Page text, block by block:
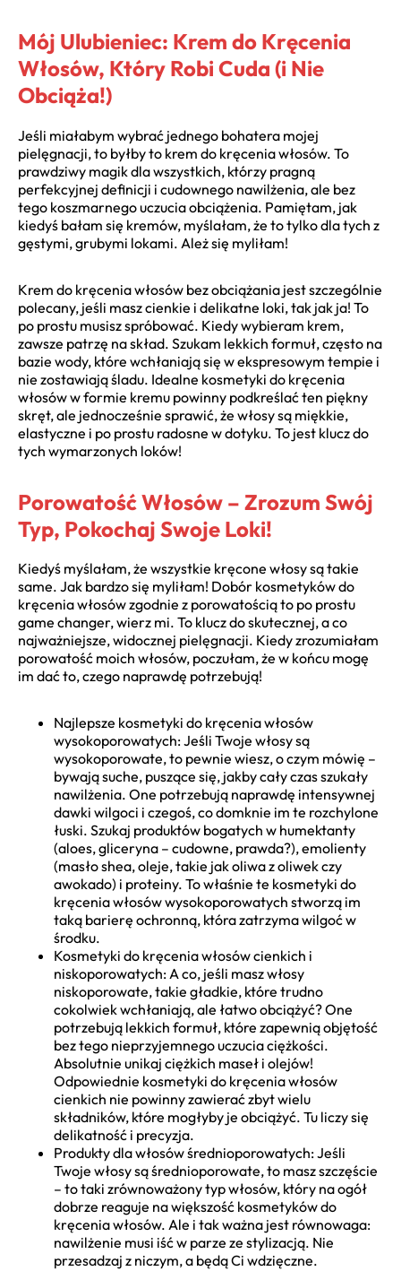
Mój Ulubieniec: Krem do Kręcenia
Włosów, Który Robi Cuda (i Nie
Obciąża!)
Jeśli miałabym wybrać jednego bohatera mojej
pielęgnacji, to byłby to krem do kręcenia włosów. To
prawdziwy magik dla wszystkich, którzy pragną
perfekcyjnej definicji i cudownego nawilżenia, ale bez
tego koszmarnego uczucia obciążenia. Pamiętam, jak
kiedyś bałam się kremów, myślałam, że to tylko dla tych z
gęstymi, grubymi lokami. Ależ się myliłam!
Krem do kręcenia włosów bez obciążania jest szczególnie
polecany, jeśli masz cienkie i delikatne loki, tak jak ja! To
po prostu musisz spróbować. Kiedy wybieram krem,
zawsze patrzę na skład. Szukam lekkich formuł, często na
bazie wody, które wchłaniają się w ekspresowym tempie i
nie zostawiają śladu. Idealne kosmetyki do kręcenia
włosów w formie kremu powinny podkreślać ten piękny
skręt, ale jednocześnie sprawić, że włosy są miękkie,
elastyczne i po prostu radosne w dotyku. To jest klucz do
tych wymarzonych loków!
Porowatość Włosów – Zrozum Swój
Typ, Pokochaj Swoje Loki!
Kiedyś myślałam, że wszystkie kręcone włosy są takie
same. Jak bardzo się myliłam! Dobór kosmetyków do
kręcenia włosów zgodnie z porowatością to po prostu
game changer, wierz mi. To klucz do skutecznej, a co
najważniejsze, widocznej pielęgnacji. Kiedy zrozumiałam
porowatość moich włosów, poczułam, że w końcu mogę
im dać to, czego naprawdę potrzebują!
Najlepsze kosmetyki do kręcenia włosów
wysokoporowatych: Jeśli Twoje włosy są
wysokoporowate, to pewnie wiesz, o czym mówię –
bywają suche, puszące się, jakby cały czas szukały
nawilżenia. One potrzebują naprawdę intensywnej
dawki wilgoci i czegoś, co domknie im te rozchylone
łuski. Szukaj produktów bogatych w humektanty
(aloes, gliceryna – cudowne, prawda?), emolienty
(masło shea, oleje, takie jak oliwa z oliwek czy
awokado) i proteiny. To właśnie te kosmetyki do
kręcenia włosów wysokoporowatych stworzą im
taką barierę ochronną, która zatrzyma wilgoć w
środku.
Kosmetyki do kręcenia włosów cienkich i
niskoporowatych: A co, jeśli masz włosy
niskoporowate, takie gładkie, które trudno
cokolwiek wchłaniają, ale łatwo obciążyć? One
potrzebują lekkich formuł, które zapewnią objętość
bez tego nieprzyjemnego uczucia ciężkości.
Absolutnie unikaj ciężkich maseł i olejów!
Odpowiednie kosmetyki do kręcenia włosów
cienkich nie powinny zawierać zbyt wielu
składników, które mogłyby je obciążyć. Tu liczy się
delikatność i precyzja.
Produkty dla włosów średnioporowatych: Jeśli
Twoje włosy są średnioporowate, to masz szczęście
– to taki zrównoważony typ włosów, który na ogół
dobrze reaguje na większość kosmetyków do
kręcenia włosów. Ale i tak ważna jest równowaga:
nawilżenie musi iść w parze ze stylizacją. Nie
przesadzaj z niczym, a będą Ci wdzięczne.